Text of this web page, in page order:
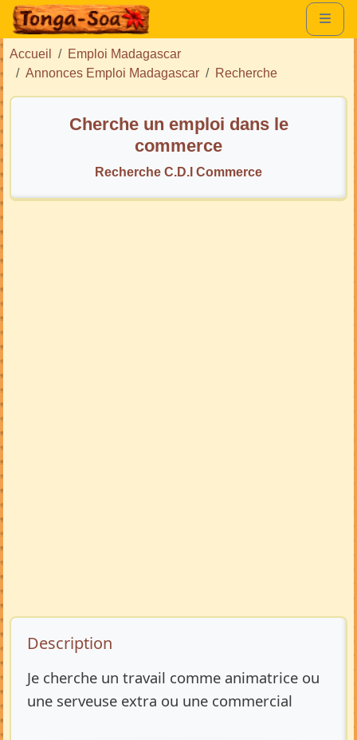
Accueil
Emploi Madagascar
Annonces Emploi Madagascar
Recherche
Cherche un emploi dans le
commerce
Recherche C.D.I Commerce
Description de l’annonce
Description
Je cherche un travail comme animatrice ou
une serveuse extra ou une commercial